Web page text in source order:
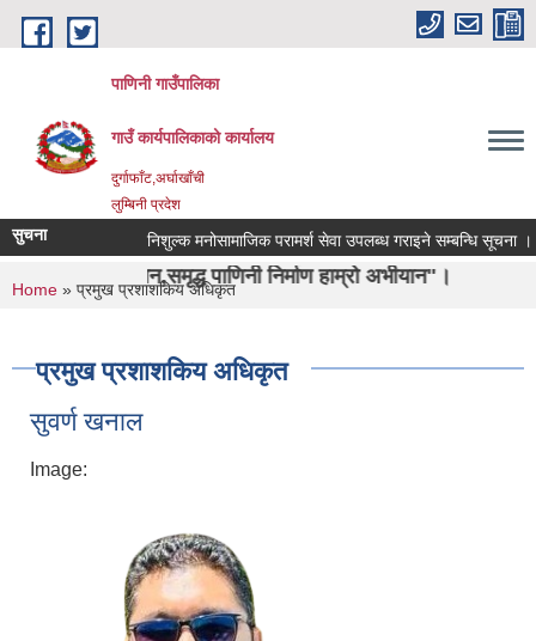
Skip to main content
पाणिनी गाउँपालिका
गाउँ कार्यपालिकाको कार्यालय
दुर्गाफाँट,अर्घाखाँची
लुम्बिनी प्रदेश
पाणिनी निर्माण हाम्रो अभीयान"।
सुचना निशुल्क मनोसामाजिक परामर्श सेवा उपलब्ध गराइने सम्बन्धि सूचना ।
You are here
Home » प्रमुख प्रशाशकिय अधिकृत
प्रमुख प्रशाशकिय अधिकृत
सुवर्ण खनाल
Image: